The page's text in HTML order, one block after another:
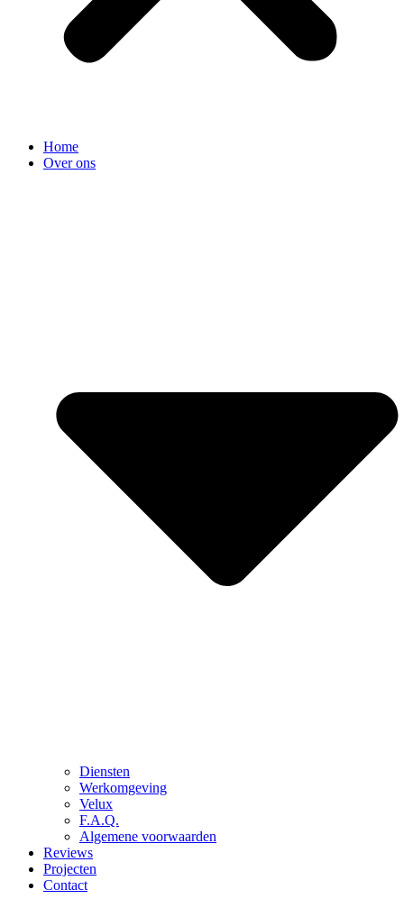
Home
Over ons
Diensten
Werkomgeving
Velux
F.A.Q.
Algemene voorwaarden
Reviews
Projecten
Contact